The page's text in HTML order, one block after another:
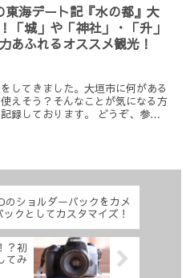
東海デート記『水の都』大
「城」や「神社」・「升」
あふれるオススメ観光！
してきました。大垣市に何がある
えそう？そんなことが気になる方
録しております。 どうぞ、参考
のショルダーバックをカメ
ックとしてカスタマイズ！
？初
てみ